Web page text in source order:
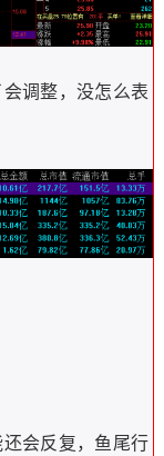
调整，没怎么表
会反复，鱼尾行